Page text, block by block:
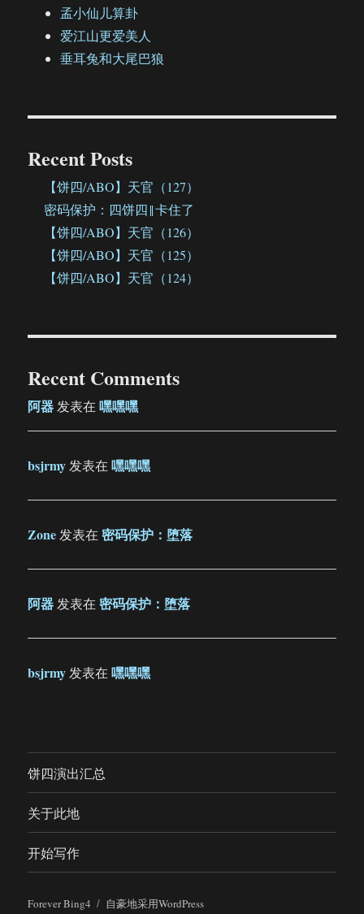
孟小仙儿算卦
爱江山更爱美人
垂耳兔和大尾巴狼
Recent Posts
【饼四/ABO】天官（127）
密码保护：四饼四‖卡住了
【饼四/ABO】天官（126）
【饼四/ABO】天官（125）
【饼四/ABO】天官（124）
Recent Comments
阿器发表在嘿嘿嘿
bsjrmy发表在嘿嘿嘿
Zone发表在密码保护：堕落
阿器发表在密码保护：堕落
bsjrmy发表在嘿嘿嘿
饼四演出汇总
关于此地
开始写作
Forever Bing4 自豪地采用WordPress